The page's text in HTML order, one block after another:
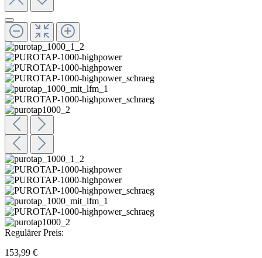
Regulärer Preis:
153,99 €